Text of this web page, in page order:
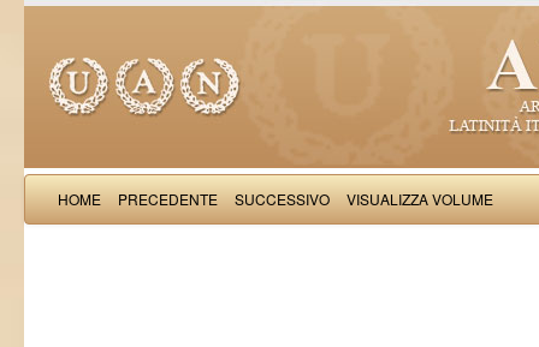
HOME PRECEDENTE SUCCESSIVO VISUALIZZA VOLUME